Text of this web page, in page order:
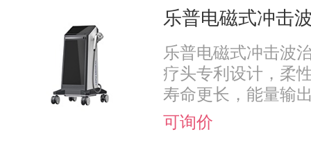
乐普电磁式冲击
乐普电磁式冲击波
疗头专利设计，柔
寿命更长，能量输
可询价